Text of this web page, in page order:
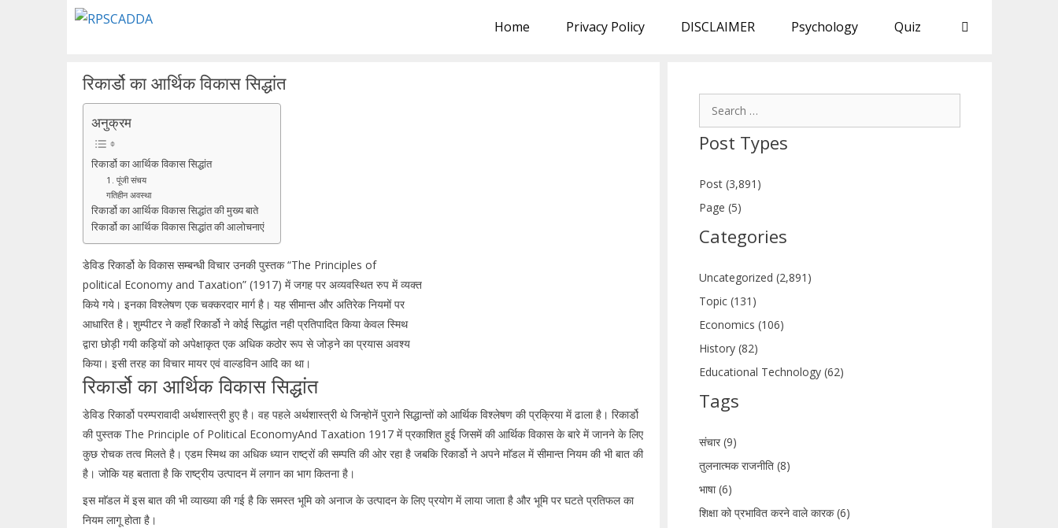
Home Privacy Policy DISCLAIMER Psychology Quiz
रिकार्डो का आर्थिक विकास सिद्धांत
अनुक्रम
रिकार्डो का आर्थिक विकास सिद्धांत
1. पूंजी संचय
गतिहीन अवस्था
रिकार्डो का आर्थिक विकास सिद्धांत की मुख्य बाते
रिकार्डो का आर्थिक विकास सिद्धांत की आलोचनाएं
डेविड रिकार्डो के विकास सम्बन्धी विचार उनकी पुस्तक “The Principles of
political Economy and Taxation” (1917) में जगह पर अव्यवस्थित रुप में व्यक्त
किये गये। इनका विश्लेषण एक चक्करदार मार्ग है। यह सीमान्त और अतिरेक नियमों पर
आधारित है। शुम्पीटर ने कहाँ रिकार्डो ने कोई सिद्धांत नही प्रतिपादित किया केवल स्मिथ
द्वारा छोड़ी गयी कड़ियों को अपेक्षाकृत एक अधिक कठोर रूप से जोड़ने का प्रयास अवश्य
किया। इसी तरह का विचार मायर एवं वाल्डविन आदि का था।
रिकार्डो का आर्थिक विकास सिद्धांत
डेविड रिकार्डो परम्परावादी अर्थशास्त्री हुए है। वह पहले अर्थशास्त्री थे जिन्होनें पुराने सिद्धान्तों को आर्थिक विश्लेषण की प्रक्रिया में ढाला है। रिकार्डो
की पुस्तक The Principle of Political EconomyAnd Taxation 1917 में प्रकाशित हुई जिसमें की आर्थिक विकास के बारे में जानने के लिए
कुछ रोचक तत्व मिलते है। एडम स्मिथ का अधिक ध्यान राष्ट्रों की सम्पति की ओर रहा है जबकि रिकार्डो ने अपने माॅडल में सीमान्त नियम की भी बात की
है। जोकि यह बताता है कि राष्ट्रीय उत्पादन में लगान का भाग कितना है।
इस माॅडल में इस बात की भी व्याख्या की गई है कि समस्त भूमि को अनाज के उत्पादन के लिए प्रयोग में लाया जाता है और भूमि पर घटते प्रतिफल का
नियम लागू होता है।
Post Types
Post (3,891)
Page (5)
Categories
Uncategorized (2,891)
Topic (131)
Economics (106)
History (82)
Educational Technology (62)
Tags
संचार (9)
तुलनात्मक राजनीति (8)
भाषा (6)
शिक्षा को प्रभावित करने वाले कारक (6)